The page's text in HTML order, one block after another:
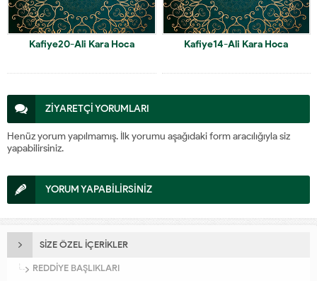
Kafiye20-Ali Kara Hoca Kafiye14-Ali Kara Hoca
ZİYARETÇİ YORUMLARI
Henüz yorum yapılmamış. İlk yorumu aşağıdaki form aracılığıyla siz
yapabilirsiniz.
YORUM YAPABİLİRSİNİZ
SİZE ÖZEL İÇERİKLER
REDDİYE BAŞLIKLARI